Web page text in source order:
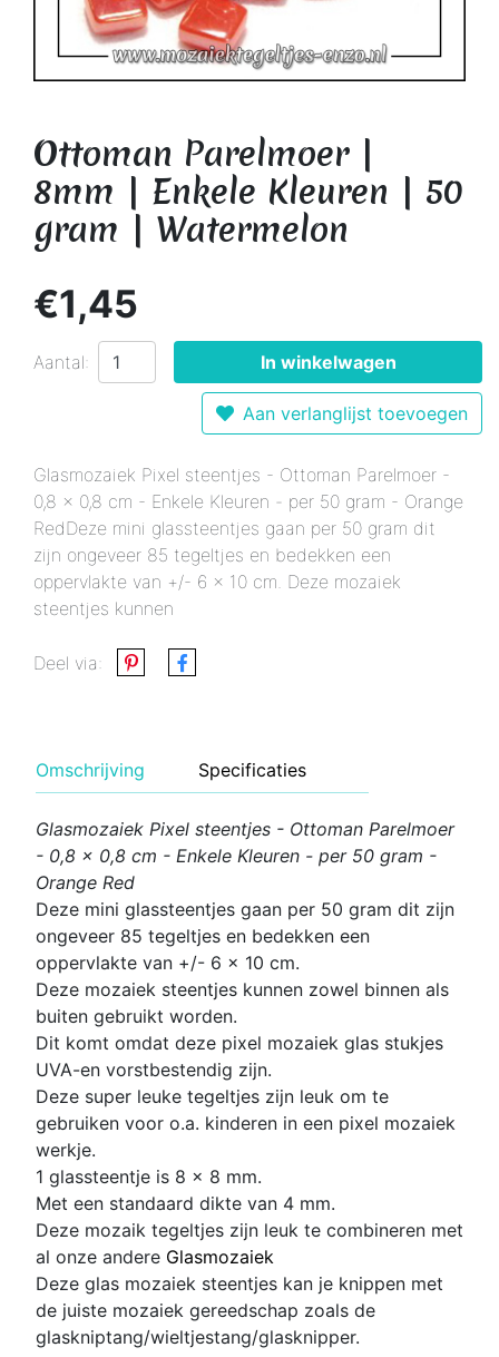
Ottoman Parelmoer |
8mm | Enkele Kleuren | 50
gram | Watermelon
€1,45
Aantal: In winkelwagen
Aan verlanglijst toevoegen
Glasmozaiek Pixel steentjes - Ottoman Parelmoer -
0,8 x 0,8 cm - Enkele Kleuren - per 50 gram - Orange
RedDeze mini glassteentjes gaan per 50 gram dit
zijn ongeveer 85 tegeltjes en bedekken een
oppervlakte van +/- 6 x 10 cm. Deze mozaiek
steentjes kunnen
Deel via:
Omschrijving Specificaties
Glasmozaiek Pixel steentjes - Ottoman Parelmoer
- 0,8 x 0,8 cm - Enkele Kleuren - per 50 gram -
Orange Red
Deze mini glassteentjes gaan per 50 gram dit zijn
ongeveer 85 tegeltjes en bedekken een
oppervlakte van +/- 6 x 10 cm.
Deze mozaiek steentjes kunnen zowel binnen als
buiten gebruikt worden.
Dit komt omdat deze pixel mozaiek glas stukjes
UVA-en vorstbestendig zijn.
Deze super leuke tegeltjes zijn leuk om te
gebruiken voor o.a. kinderen in een pixel mozaiek
werkje.
1 glassteentje is 8 x 8 mm.
Met een standaard dikte van 4 mm.
Deze mozaik tegeltjes zijn leuk te combineren met
al onze andere Glasmozaiek
Deze glas mozaiek steentjes kan je knippen met
de juiste mozaiek gereedschap zoals de
glaskniptang/wieltjestang/glasknipper.